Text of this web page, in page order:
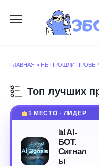
содержанию
ГЛАВНАЯ » НЕ ПРОШЛИ
Топ лучших
1 МЕСТО · ЛИДЕР
📊AI-
БОТ.
Сигнал
ы